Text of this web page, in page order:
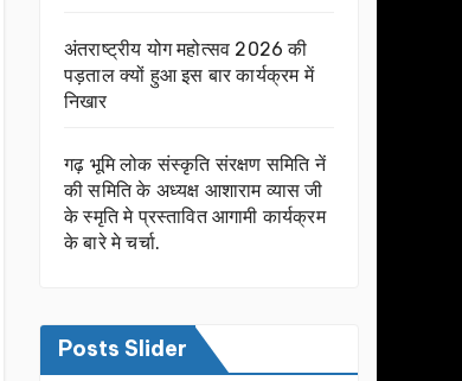
अंतराष्ट्रीय योग महोत्सव 2026 की
पड़ताल क्यों हुआ इस बार कार्यक्रम में
निखार
गढ़ भूमि लोक संस्कृति संरक्षण समिति नें
की समिति के अध्यक्ष आशाराम व्यास जी
के स्मृति मे प्रस्तावित आगामी कार्यक्रम
के बारे मे चर्चा.
Posts Slider